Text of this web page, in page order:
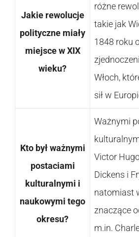
Jakie rewolucje
polityczne miały
miejsce w XIX
wieku?
różne
takie jak
1848 roku
Włoch,
sił w
Kto był ważnymi
postaciami
kulturalnymi i
naukowymi tego
okresu?
Ważnymi
Victor
Dickens i
natomiast
znaczące
m.in.